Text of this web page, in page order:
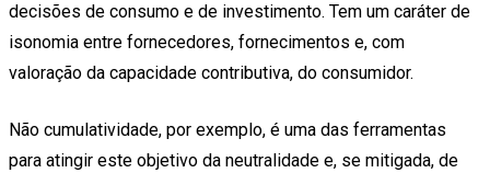
decisões de consumo e de investimento. Tem um caráter de
isonomia entre fornecedores, fornecimentos e, com
valoração da capacidade contributiva, do consumidor.
Não cumulatividade, por exemplo, é uma das ferramentas
para atingir este objetivo da neutralidade e, se mitigada, de